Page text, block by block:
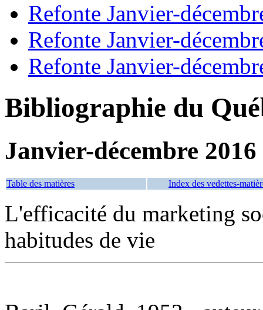
Refonte Janvier-
Refonte Janvier-
Refonte Janvier-
Bibliographie du
Janvier-décembre 2016
Table des matières Index des vedettes-
L'efficacité du marketing
habitudes de vie